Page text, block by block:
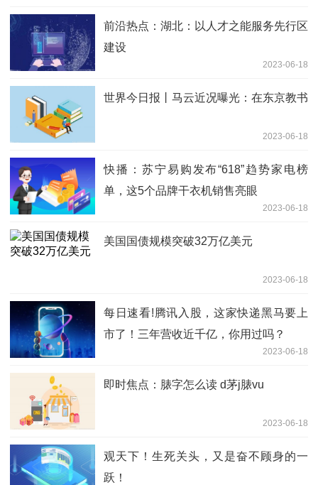
前沿热点：湖北：以人才之能服务先行区
建设
2023-06-18
世界今日报丨马云近况曝光：在东京教书
2023-06-18
快播：苏宁易购发布“618”趋势家电榜
单，这5个品牌干衣机销售亮眼
2023-06-18
美国国债规模突破32万亿美元
2023-06-18
每日速看!腾讯入股，这家快递黑马要上
市了！三年营收近千亿，你用过吗？
2023-06-18
即时焦点：脿字怎么读 d茅j脿vu
2023-06-18
观天下！生死关头，又是奋不顾身的一
跃！